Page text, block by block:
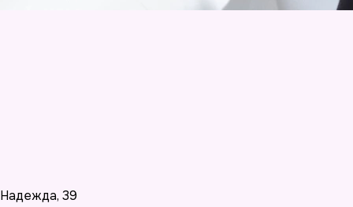
Надежда, 39